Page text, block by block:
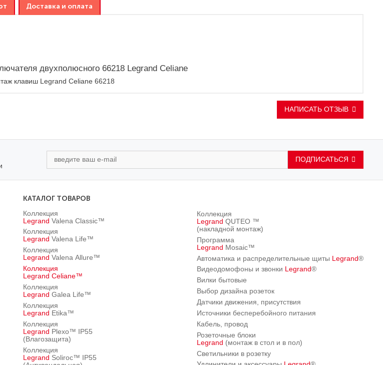
Доставка и оплата
двухполюсного 66218 Legrand Celiane
НАПИСАТЬ ОТЗЫВ
ПОДПИСАТЬСЯ
КАТАЛОГ ТОВАРОВ
Коллекция
Legrand Valena Classic™
Коллекция
Legrand Valena Life™
Коллекция
Legrand Valena Allure™
Коллекция
Legrand Celiane™
Коллекция
Legrand Galea Life™
Коллекция
Legrand Etika™
Коллекция
Legrand Plexo™ IP55
(Влагозащита)
Коллекция
Legrand Soliroc™ IP55
Коллекция
Legrand QUTEO ™
(накладной монтаж)
Программа
Legrand Mosaic™
Автоматика и распределительные щиты Legrand®
Видеодомофоны и звонки Legrand®
Вилки бытовые
Выбор дизайна розеток
Датчики движения, присутствия
Источники бесперебойного питания
Кабель, провод
Розеточные блоки
Legrand (монтаж в стол и в пол)
Светильники в розетку